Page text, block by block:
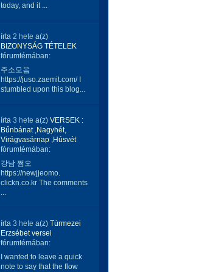
today, and it ...
írta 2 hete a(z)
BIZONYSÁG TÉTELEK
fórumtémában:
주소모음
https://juso.zaemit.com/ I
stumbled upon this blog...
írta 3 hete a(z) VERSEK :
Bűnbánat ,Nagyhét,
Virágvasárnap ,Húsvét
fórumtémában:
강남 쩜오
https://newjjeomo.
clickn.co.kr The comments
...
írta 3 hete a(z) Túrmezei
Erzsébet versei
fórumtémában:
I wanted to leave a quick
note to say that the flow